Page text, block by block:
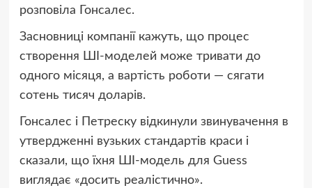
розповіла Гонсалес.
Засновниці компанії кажуть, що процес
створення ШІ-моделей може тривати до
одного місяця, а вартість роботи — сягати
сотень тисяч доларів.
Гонсалес і Петреску відкинули звинувачення в
утвердженні вузьких стандартів краси і
сказали, що їхня ШІ-модель для Guess
виглядає «досить реалістично».